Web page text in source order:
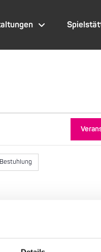
keine Ergebnisse
Bestuhlung